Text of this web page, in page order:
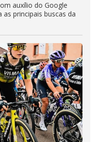
auxílio do Google
principais buscas da